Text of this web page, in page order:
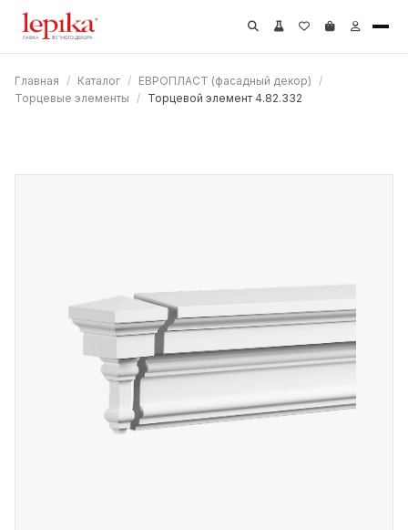
Главная / Каталог / ЕВРОПЛАСТ (фасадный декор) /
Торцевые элементы / Торцевой элемент 4.82.332